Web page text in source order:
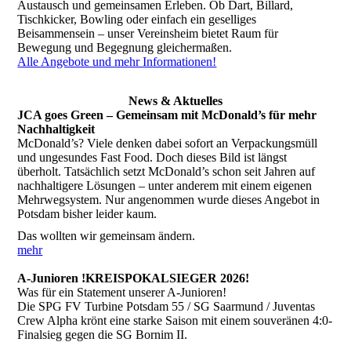
Austausch und gemeinsamen Erleben. Ob Dart, Billard,
Tischkicker, Bowling oder einfach ein geselliges
Beisammensein – unser Vereinsheim bietet Raum für
Bewegung und Begegnung gleichermaßen.
Alle Angebote und mehr Informationen!
News & Aktuelles
JCA goes Green – Gemeinsam mit McDonald’s für mehr
Nachhaltigkeit
McDonald’s? Viele denken dabei sofort an Verpackungsmüll
und ungesundes Fast Food. Doch dieses Bild ist längst
überholt. Tatsächlich setzt McDonald’s schon seit Jahren auf
nachhaltigere Lösungen – unter anderem mit einem eigenen
Mehrwegsystem. Nur angenommen wurde dieses Angebot in
Potsdam bisher leider kaum.
Das wollten wir gemeinsam ändern.
mehr
A-Junioren !KREISPOKALSIEGER 2026!
Was für ein Statement unserer A-Junioren!
Die SPG FV Turbine Potsdam 55 / SG Saarmund / Juventas
Crew Alpha krönt eine starke Saison mit einem souveränen 4:0-
Finalsieg gegen die SG Bornim II.